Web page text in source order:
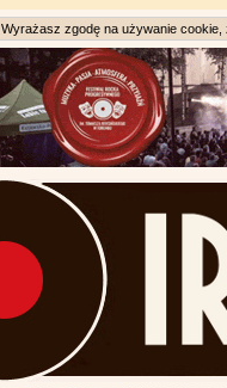
zgodę na używanie